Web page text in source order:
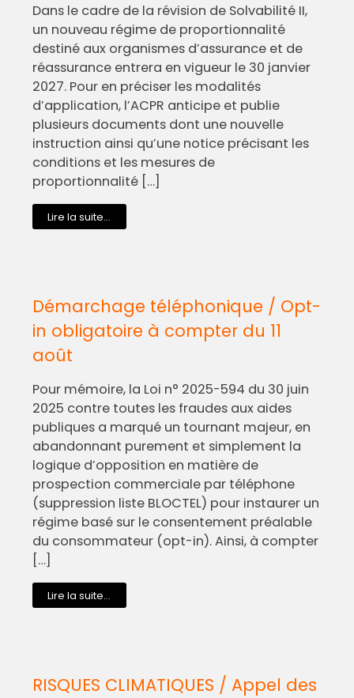
Dans le cadre de la révision de Solvabilité II,
un nouveau régime de proportionnalité
destiné aux organismes d’assurance et de
réassurance entrera en vigueur le 30 janvier
2027. Pour en préciser les modalités
d’application, l’ACPR anticipe et publie
plusieurs documents dont une nouvelle
instruction ainsi qu’une notice précisant les
conditions et les mesures de
proportionnalité […]
Lire la suite...
Démarchage téléphonique / Opt-
in obligatoire à compter du 11
août
Pour mémoire, la Loi n° 2025-594 du 30 juin
2025 contre toutes les fraudes aux aides
publiques a marqué un tournant majeur, en
abandonnant purement et simplement la
logique d’opposition en matière de
prospection commerciale par téléphone
(suppression liste BLOCTEL) pour instaurer un
régime basé sur le consentement préalable
du consommateur (opt-in). Ainsi, à compter
[…]
Lire la suite...
RISQUES CLIMATIQUES / Appel des